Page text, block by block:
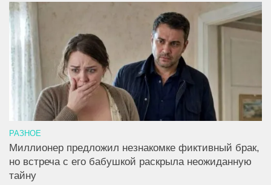
РАЗНОЕ
Миллионер предложил незнакомке фиктивный брак,
но встреча с его бабушкой раскрыла неожиданную
тайну